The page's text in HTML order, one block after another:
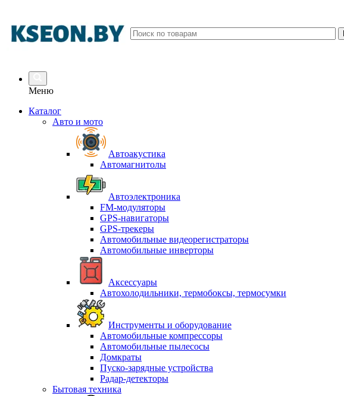
Меню
Каталог
Авто и мото
Автоакустика
Автомагнитолы
Автоэлектроника
FM-модуляторы
GPS-навигаторы
GPS-трекеры
Автомобильные видеорегистраторы
Автомобильные инверторы
Аксессуары
Автохолодильники, термобоксы, термосумки
Инструменты и оборудование
Автомобильные компрессоры
Автомобильные пылесосы
Домкраты
Пуско-зарядные устройства
Радар-детекторы
Бытовая техника